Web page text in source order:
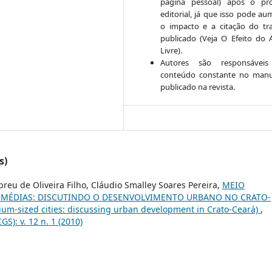
editorial, já que isso pode
o impacto e a citação do
publicado (Veja O Efeito do
Livre).
Autores são
conteúdo constante no
publicado na revista.
de Oliveira Filho, Cláudio Smalley Soares Pereira, MEIO
DISCUTINDO O DESENVOLVIMENTO URBANO NO CRATO-
sized cities: discussing urban development in Crato-Ceará) ,
v. 12 n. 1 (2010)